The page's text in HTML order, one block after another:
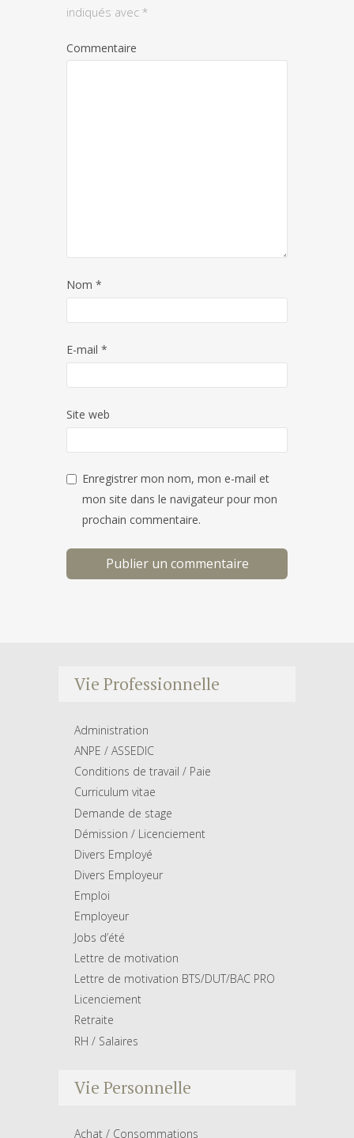
indiqués avec *
Commentaire
Nom *
E-mail *
Site web
Enregistrer mon nom, mon e-mail et
mon site dans le navigateur pour mon
prochain commentaire.
Vie Professionnelle
Administration
ANPE / ASSEDIC
Conditions de travail / Paie
Curriculum vitae
Demande de stage
Démission / Licenciement
Divers Employé
Divers Employeur
Emploi
Employeur
Jobs d’été
Lettre de motivation
Lettre de motivation BTS/DUT/BAC PRO
Licenciement
Retraite
RH / Salaires
Vie Personnelle
Achat / Consommations